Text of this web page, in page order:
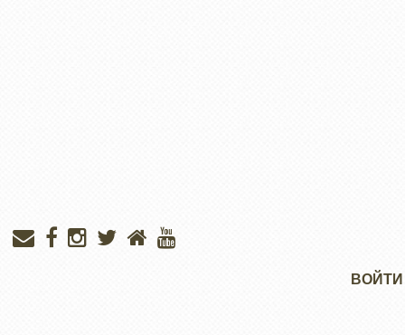
ВОЙТИ